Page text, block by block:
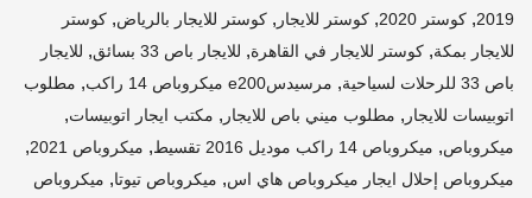
2019
, كوستر 2020 , كوستر للايجار , كوستر للايجار بالرياض, كوستر
للايجار بمكة, كوستر للايجار في القاهرة, للايجار باص 33 بسائق , للايجار
باص 33 للرحلات لسياحية
, مرسيدسe200 ميكروباص 14 راكب , مطلوب
اتوبيسات للايجار , مطلوب ميني باص للايجار , مكتب ايجار اتوبيسات,
ميكروباص, ميكروباص 14 راكب موديل 2016 تقسيط , ميكروباص 2021 ,
ميكروباص إحلال ايجار ميكروباص هاي اس, ميكروباص تيوتا, ميكروباص